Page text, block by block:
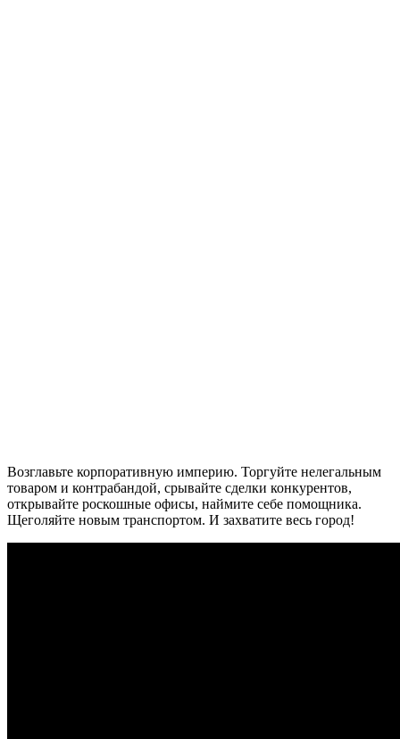
Возглавьте корпоративную империю. Торгуйте нелегальным
товаром и контрабандой, срывайте сделки конкурентов,
открывайте роскошные офисы, наймите себе помощника.
Щеголяйте новым транспортом. И захватите весь город!